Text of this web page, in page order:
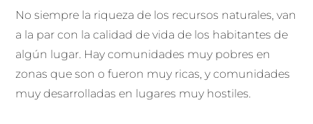
No siempre la riqueza de los recursos naturales, van
a la par con la calidad de vida de los habitantes de
algún lugar. Hay comunidades muy pobres en
zonas que son o fueron muy ricas, y comunidades
muy desarrolladas en lugares muy hostiles.